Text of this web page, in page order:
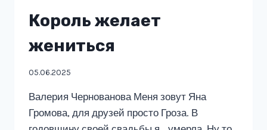
Король желает
жениться
05.06.2025
Валерия Чернованова Меня зовут Яна
Громова, для друзей просто Гроза. В